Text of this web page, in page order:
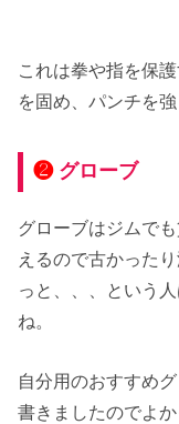
これは拳や指を保
を固め、パンチを
❷グローブ
グローブはジムで
えるので古かった
っと、、、という
ね。
自分用のおすすめ
書きましたのでよか